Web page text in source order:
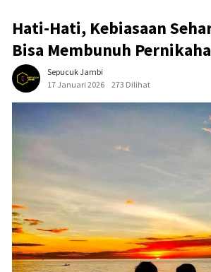
Hati-Hati, Kebiasaan
Bisa Membunuh
Sepucuk Jambi
17 Januari 2026
273 Dilihat